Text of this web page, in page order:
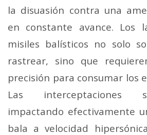
la disuasión contra una
en constante avance. Los
misiles balísticos no solo
rastrear, sino que
precisión para consumar los
Las interceptaciones
impactando efectivamente
bala a velocidad